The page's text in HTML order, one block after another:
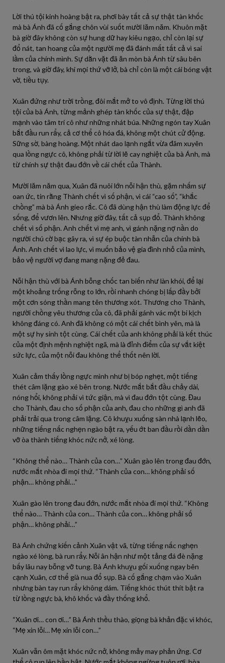
Lời thú tội kinh hoàng bật ra, phơi bày tất cả sự thật tàn khốc
mà bà Ánh đã cố gắng chôn vùi suốt mười lăm năm. Khuôn mặt
bà giờ đây không còn sự hung dữ hay kiêu ngạo, chỉ còn lại sự
đổ nát, tan hoang của một người mẹ đã đánh mất tất cả vì sai
lầm của chính mình. Sự dằn vặt đã ăn mòn bà Ánh từ sâu bên
trong, và giờ đây, khi mọi thứ vỡ lở, bà chỉ còn là một cái bóng vật
vờ, tiều tụy.
Xuân đứng như trời trồng, đôi mắt mở to vô định. Từng lời thú
tội của bà Ánh, từng mảnh ghép tàn khốc của sự thật, đập
mạnh vào tâm trí cô như những nhát búa. Những ngón tay Xuân
bắt đầu run rẩy, cả cơ thể cô hóa đá, không một chút cử động.
Sững sờ, bàng hoàng. Một nhát dao lạnh ngắt vừa đâm xuyên
qua lồng ngực cô, không phải từ lời lẽ cay nghiệt của bà Ánh, mà
từ chính sự thật đau đớn về cái chết của Thành.
Mười lăm năm qua, Xuân đã nuôi lớn nỗi hận thù, gặm nhấm sự
oan ức, tin rằng Thành chết vì số phận, vì cái “cao số”, “khắc
chồng” mà bà Ánh gieo rắc. Cô đã dùng hận thù làm động lực để
sống, để vươn lên. Nhưng giờ đây, tất cả sụp đổ. Thành không
chết vì số phận. Anh chết vì mẹ anh, vì gánh nặng nợ nần do
người chú cờ bạc gây ra, vì sự ép buộc tàn nhẫn của chính bà
Ánh. Anh chết vì lao lực, vì muốn bảo vệ gia đình nhỏ của mình,
bảo vệ người vợ đang mang nặng đẻ đau.
Nỗi hận thù với bà Ánh bỗng chốc tan biến như làn khói, để lại
một khoảng trống rỗng to lớn, rồi nhanh chóng bị lấp đầy bởi
một cơn sóng thần mang tên thương xót. Thương cho Thành,
người chồng yêu thương của cô, đã phải gánh vác một bi kịch
không đáng có. Anh đã không có một cái chết bình yên, mà là
một sự hy sinh tột cùng. Cái chết của anh không phải là kết thúc
của một định mệnh nghiệt ngã, mà là đỉnh điểm của sự vắt kiệt
sức lực, của một nỗi đau không thể thốt nên lời.
Xuân cảm thấy lồng ngực mình như bị bóp nghẹt, một tiếng
thét câm lặng gào xé bên trong. Nước mắt bắt đầu chảy dài,
nóng hổi, không phải vì tức giận, mà vì đau đớn tột cùng. Đau
cho Thành, đau cho số phận của anh, đau cho những gì anh đã
phải trải qua trong câm lặng. Cô khuỵu xuống sàn nhà lạnh lẽo,
những tiếng nấc nghẹn ngào bật ra, yếu ớt ban đầu rồi dần dần
vỡ òa thành tiếng khóc nức nở, xé lòng.
“Không thể nào… Thành của con…” Xuân gào lên trong đau đớn,
nước mắt nhòa đi mọi thứ. “Thành của con… không phải số
phận… không phải…”
Xuân gào lên trong đau đớn, nước mắt nhòa đi mọi thứ. “Không
thể nào… Thành của con… Thành của con… không phải số
phận… không phải…”
Bà Ánh chứng kiến cảnh Xuân vật vã, từng tiếng nấc nghẹn
ngào xé lòng, bà run rẩy. Nỗi ân hận như một tảng đá đè nặng
bấy lâu nay bỗng vỡ tung. Bà Ánh khuỵu gối xuống ngay bên
cạnh Xuân, cơ thể già nua đổ sụp. Bà cố gắng chạm vào Xuân
nhưng bàn tay run rẩy không dám. Tiếng khóc thút thít bật ra
từ lồng ngực bà, khô khốc và đầy thống khổ.
“Xuân ơi… con ơi…” Bà Ánh thều thào, giọng bà khản đặc vì khóc,
“Mẹ xin lỗi… Mẹ xin lỗi con…”
Xuân vẫn ôm mặt khóc nức nở, không mảy may phản ứng. Cơ